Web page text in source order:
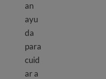
an
ayu
da
para
cuid
ar a